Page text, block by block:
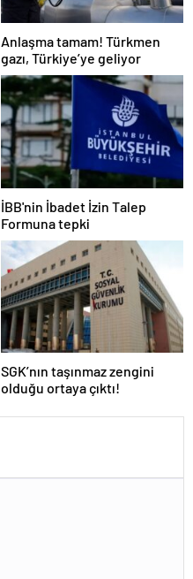
Anlaşma tamam! Türkmen
gazı, Türkiye’ye geliyor
İBB'nin İbadet İzin Talep
Formuna tepki
SGK’nın taşınmaz zengini
olduğu ortaya çıktı!